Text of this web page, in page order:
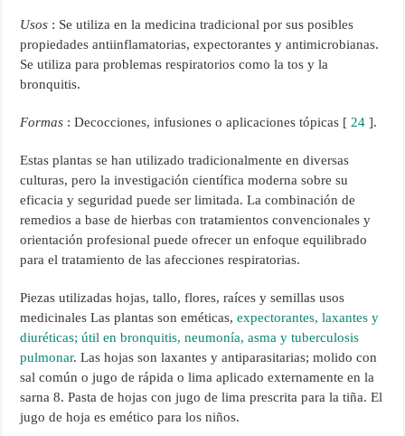
Usos : Se utiliza en la medicina tradicional por sus posibles
propiedades antiinflamatorias, expectorantes y antimicrobianas.
Se utiliza para problemas respiratorios como la tos y la
bronquitis.
Formas : Decocciones, infusiones o aplicaciones tópicas [24 ].
Estas plantas se han utilizado tradicionalmente en diversas
culturas, pero la investigación científica moderna sobre su
eficacia y seguridad puede ser limitada. La combinación de
remedios a base de hierbas con tratamientos convencionales y
orientación profesional puede ofrecer un enfoque equilibrado
para el tratamiento de las afecciones respiratorias.
Piezas utilizadas hojas, tallo, flores, raíces y semillas usos
medicinales Las plantas son eméticas,expectorantes, laxantes y
diuréticas; útil en bronquitis, neumonía, asma y tuberculosis
pulmonar. Las hojas son laxantes y antiparasitarias; molido con
sal común o jugo de rápida o lima aplicado externamente en la
sarna 8. Pasta de hojas con jugo de lima prescrita para la tiña. El
jugo de hoja es emético para los niños.